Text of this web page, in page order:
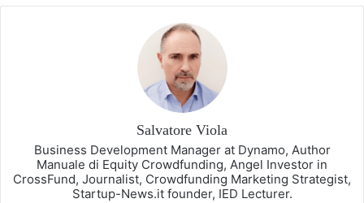
Salvatore Viola
Business Development Manager at Dynamo, Author
Manuale di Equity Crowdfunding, Angel Investor in
CrossFund, Journalist, Crowdfunding Marketing Strategist,
Startup-News.it founder, IED Lecturer.